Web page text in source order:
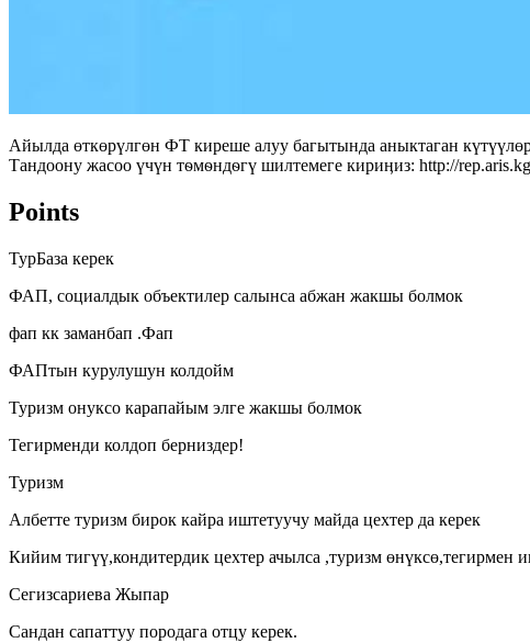
Айылда өткөрүлгөн ФТ киреше алуу багытында аныктаган
Тандоону жасоо үчүн тѳмѳндѳгү шилтемеге кириӊиз: http://
Points
ТурБаза керек
ФАП, социалдык объектилер салынса абжан жакшы болмок
фап кк заманбап .Фап
ФАПтын курулушун колдойм
Туризм онуксо карапайым элге жакшы болмок
Тегирменди колдоп берниздер!
Туризм
Албетте туризм бирок кайра иштетуучу майда цехтер да керек
Кийим тигүү,кондитердик цехтер ачылса ,туризм
Сегизсариева Жыпар
Сандан сапаттуу породага отцу керек.